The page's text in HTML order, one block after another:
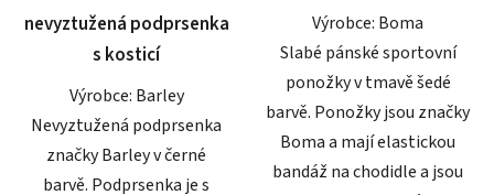
hvězdiček.
nevyztužená podprsenka
s kosticí
Výrobce: Barley
Nevyztužená podprsenka
značky Barley v černé
barvě. Podprsenka je s
hvězdiček.
Výrobce: Boma
Slabé pánské sportovní
ponožky v tmavě šedé
barvě. Ponožky jsou značky
Boma a mají elastickou
bandáž na chodidle a jsou